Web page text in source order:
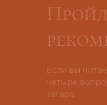
Если вы
четыре
загара